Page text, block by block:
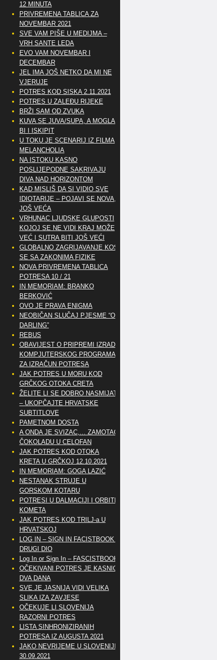
12 MINUTA
PRIVREMENA TABLICA ZA
NOVEMBAR 2021
SVE VAM PIŠE U MEDIJMA –
VRH SANTE LEDA
EVO VAM NOVEMBAR I
DECEMBAR
JEL IMA JOŠ NETKO DA MI NE
VJERUJE
POTRES KOD SISKA 2.11.2021
POTRES U ZALEĐU RIJEKE
BRŽI SAM OD ZVUKA
KUVA SE JUVA/SUPA, A MOGLA
BI I ISKIPIT
U TOKU JE SCENARIJ IZ FILMA
MELANCHOLIA
NA ISTOKU KASNO
POSLIJEPODNE SAKRIVAJU
DIVA NAD HORIZONTOM
KAD MISLIŠ DA SI VIDIO SVE
IDIOTARIJE – POJAVI SE NOVA,..
JOŠ VEĆA
VRHUNAC LJUDSKE GLUPOSTI
KOJOJ SE NE VIDI KRAJ MOŽE
VEĆ I SUTRA BITI JOŠ VEĆI
GLOBALNO ZAGRIJAVANJE KOSI
SE SA ZAKONIMA FIZIKE
NOVA PRIVREMENA TABLICA
POTRESA 10 / 21
IN MEMORIAM: BRANKO
BERKOVIĆ
OVO JE PRAVA ENIGMA
NEOBIČAN SLUČAJ PJESME “OH
DARLING”
REBUS
OBAVIJEST O PRIPREMI IZRADE
KOMPJUTERSKOG PROGRAMA
ZA IZRAČUN POTRESA
JAK POTRES U MORU KOD
GRČKOG OTOKA CRETA
ŽELITE LI SE DOBRO NASMIJATI
– UKOPČAJTE HRVATSKE
SUBTITLOVE
PAMETNOM DOSTA
A ONDA JE SVIZAC,… ZAMOTAO
ČOKOLADU U CELOFAN
JAK POTRES KOD OTOKA
KRETA U GRČKOJ 12.10.2021
IN MEMORIAM: GOGA LAZIĆ
NESTANAK STRUJE U
GORSKOM KOTARU
POTRESI U DALMACIJI I ORBITE
KOMETA
JAK POTRES KOD TRILJ-a U
HRVATSKOJ
LOG IN – SIGN IN FACISTBOOK –
DRUGI DIO
Log In or Sign In – FASCISTBOOK
OČEKIVANI POTRES JE KASNIO
DVA DANA
SVE JE JASNIJA VIDI VELIKA
SLIKA IZA ZAVJESE
OČEKUJE LI SLOVENIJA
RAZORNI POTRES
LISTA SINHRONIZIRANIH
POTRESA IZ AUGUSTA 2021
JAKO NEVRIJEME U SLOVENIJI
30.09.2021